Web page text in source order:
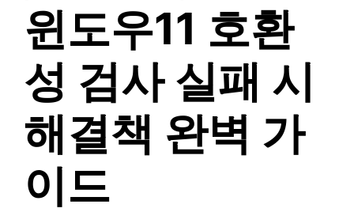
윈도우11 호환
성 검사 실패 시
해결책 완벽 가
이드